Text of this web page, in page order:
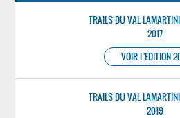
TRAILS DU VAL
2017
VOIR L'ÉDITION
TRAILS DU VAL
2019